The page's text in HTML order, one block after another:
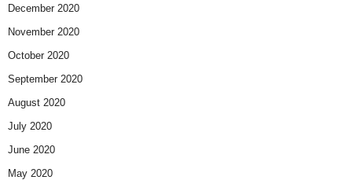
December 2020
November 2020
October 2020
September 2020
August 2020
July 2020
June 2020
May 2020